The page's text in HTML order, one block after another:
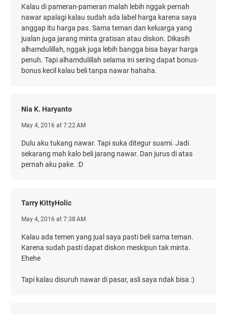
Kalau di pameran-pameran malah lebih nggak pernah
nawar apalagi kalau sudah ada label harga karena saya
anggap itu harga pas. Sama teman dan keluarga yang
jualan juga jarang minta gratisan atau diskon. Dikasih
alhamdulillah, nggak juga lebih bangga bisa bayar harga
penuh. Tapi alhamdulillah selama ini sering dapat bonus-
bonus kecil kalau beli tanpa nawar hahaha.
Nia K. Haryanto
May 4, 2016 at 7:22 AM
Dulu aku tukang nawar. Tapi suka ditegur suami. Jadi
sekarang mah kalo beli jarang nawar. Dan jurus di atas
pernah aku pake. :D
Tarry KittyHolic
May 4, 2016 at 7:38 AM
Kalau ada temen yang jual saya pasti beli sama teman.
Karena sudah pasti dapat diskon meskipun tak minta.
Ehehe
Tapi kalau disuruh nawar di pasar, asli saya ndak bisa :)